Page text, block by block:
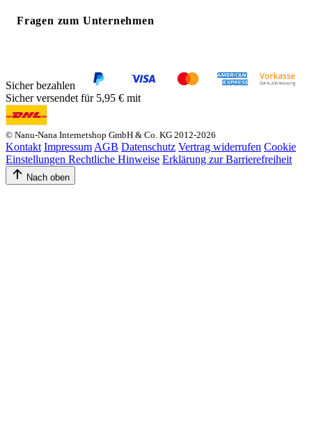
Fragen zum Unternehmen
Sicher bezahlen
Sicher versendet für 5,95 € mit
© Nanu-Nana Internetshop GmbH & Co. KG 2012-2026
Kontakt Impressum AGB Datenschutz Vertrag widerrufen Cookie
Einstellungen Rechtliche Hinweise Erklärung zur Barrierefreiheit
Nach oben